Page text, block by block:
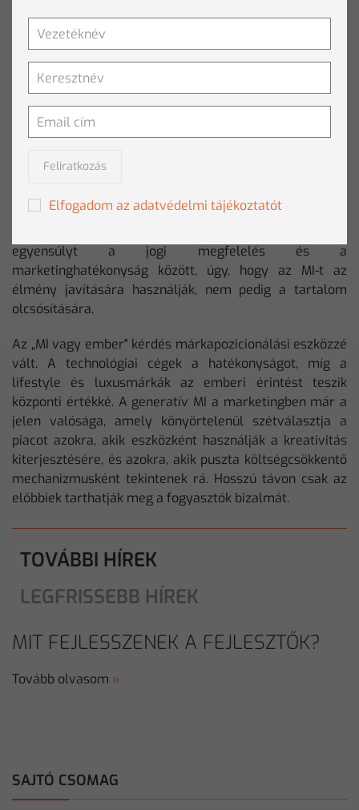
SAJTÓ CSOMAG
bizalomvesztést.
A transzparenciaparadoxon
A kutatási adatok alapján kirajzolódó trendek
túlmutatnak a puszta technológiai adaptáción. Bár az
pszichológia azt mutatja, hogy a „generált tartalom"
transzparenciára vágynak, de az MI-címke elriasztja őket
egyensúlyt a jogi megfelelés és a
marketinghatékonyság között, úgy, hogy az MI-t az
élmény javítására használják, nem pedig a tartalom
olcsósítására.
Az „MI vagy ember" kérdés márkapozicionálási eszközzé
vált. A technológiai cégek a hatékonyságot, míg a
lifestyle és luxusmárkák az emberi érintést teszik
központi értékké. A generatív MI a marketingben már a
jelen valósága, amely könyörtelenül szétválasztja a
piacot azokra, akik eszközként használják a kreativitás
kiterjesztésére, és azokra, akik puszta költségcsökkentő
mechanizmusként tekintenek rá. Hosszú távon csak az
előbbiek tarthatják meg a fogyasztók bizalmát.
TOVÁBBI HÍREK
LEGFRISSEBB HÍREK
MIT FEJLESSZENEK A FEJLESZTŐK?
Tovább olvasom »
Feliratkozás
Elfogadom az adatvédelmi tájékoztatót